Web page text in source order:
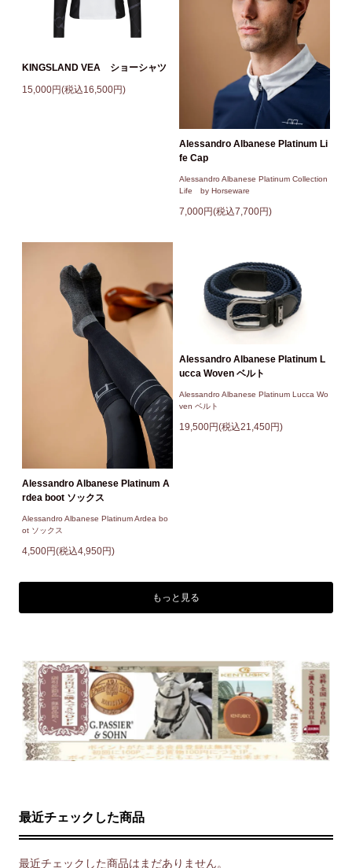
KINGSLAND VEA ショーシャツ
15,000円(税込16,500円)
Alessandro Albanese Platinum Li
fe Cap
Alessandro Albanese Platinum Collection
Life by Horseware
7,000円(税込7,700円)
Alessandro Albanese Platinum A
rdea boot ソックス
Alessandro Albanese Platinum Ardea bo
ot ソックス
4,500円(税込4,950円)
Alessandro Albanese Platinum L
ucca Woven ベルト
Alessandro Albanese Platinum Lucca Wo
ven ベルト
19,500円(税込21,450円)
もっと見る
最近チェックした商品
最近チェックした商品はまだありません。